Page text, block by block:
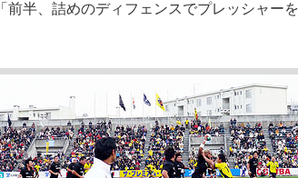
「前半、詰めのディフェンスでプレッシャー